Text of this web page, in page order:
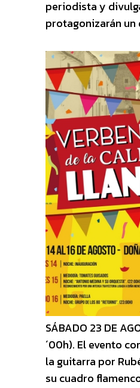
periodista y
protagonizarán un
SÁBADO 23 DE
´00h). El evento
la guitarra por
su cuadro